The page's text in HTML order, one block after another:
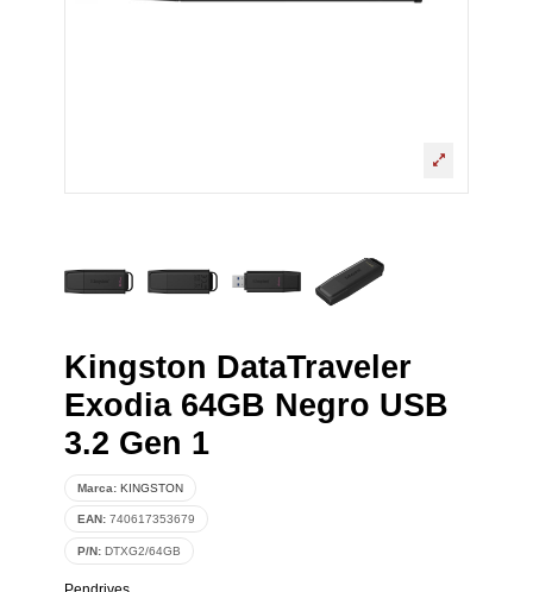
Kingston DataTraveler
Exodia 64GB Negro USB
3.2 Gen 1
Marca: KINGSTON
EAN: 740617353679
P/N: DTXG2/64GB